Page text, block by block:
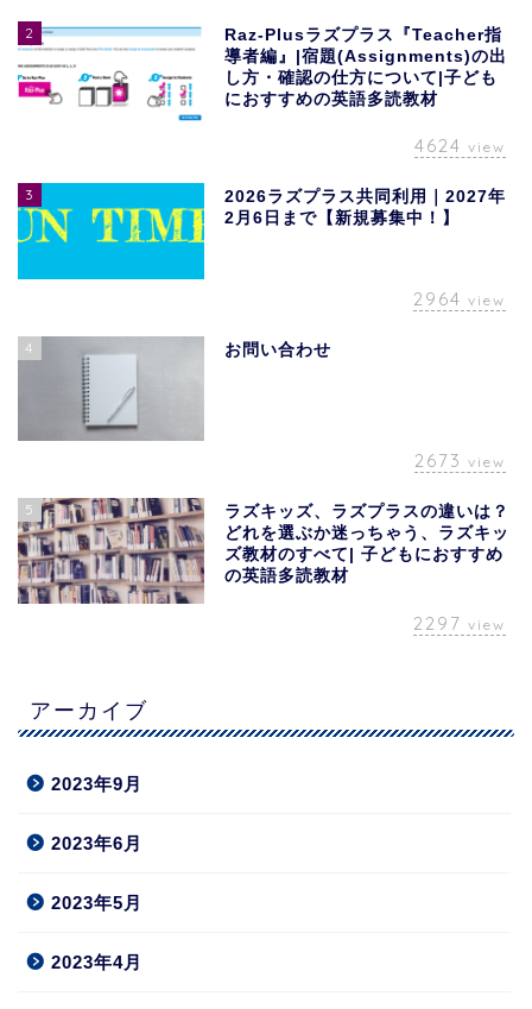
2
Raz-Plusラズプラス『Teacher指
導者編』|宿題(Assignments)の出
し方・確認の仕方について|子ども
におすすめの英語多読教材
4624 view
3
2026ラズプラス共同利用｜2027年
2月6日まで【新規募集中！】
2964 view
4 お問い合わせ
2673 view
5
ラズキッズ、ラズプラスの違いは？
どれを選ぶか迷っちゃう、ラズキッ
ズ教材のすべて| 子どもにおすすめ
の英語多読教材
2297 view
アーカイブ
2023年9月
2023年6月
2023年5月
2023年4月